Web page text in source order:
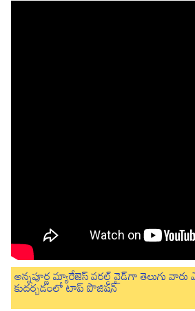
అన్నపూర్ణ మ్యారేజెస్ వరల్డ్ వైడ్‌గా తెలుగు
కుదర్చడంలో టాప్ పొజిషన్